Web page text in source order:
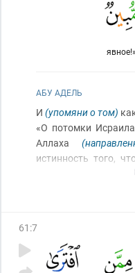
явное!»
АБУ АДЕЛЬ
И(упомяни о том)
«О потомки Исраила
Аллаха
истинность того, что
благовествующий
колдовство!»
61 :7